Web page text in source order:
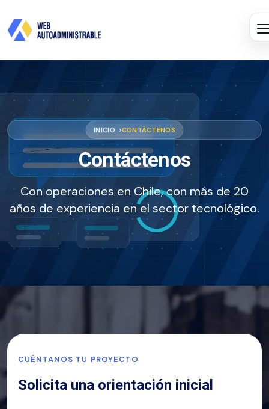
INICIO CONTÁCTENOS
Contáctenos
Con operaciones en Chile, con más de 20
años de experiencia en el sector tecnológico.
CUÉNTANOS TU PROYECTO
Solicita una orientación inicial